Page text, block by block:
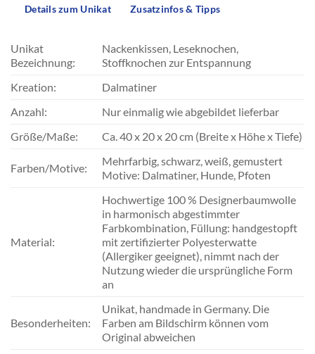
Details zum Unikat Zusatzinfos & Tipps
Unikat
Bezeichnung:
Nackenkissen, Leseknochen,
Stoffknochen zur Entspannung
Kreation:
Dalmatiner
Anzahl:
Nur einmalig wie abgebildet lieferbar
Größe/Maße:
Ca. 40 x 20 x 20 cm (Breite x Höhe x Tiefe)
Farben/Motive:
Mehrfarbig, schwarz, weiß, gemustert
Motive: Dalmatiner, Hunde, Pfoten
Material:
Hochwertige 100 % Designerbaumwolle
in harmonisch abgestimmter
Farbkombination, Füllung: handgestopft
mit zertifizierter Polyesterwatte
(Allergiker geeignet), nimmt nach der
Nutzung wieder die ursprüngliche Form
an
Besonderheiten:
Unikat, handmade in Germany. Die
Farben am Bildschirm können vom
Original abweichen